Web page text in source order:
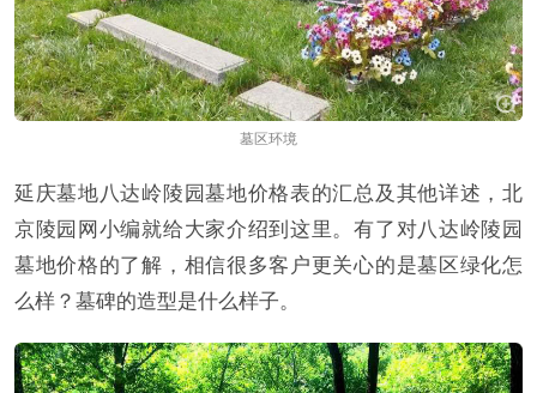
墓区环境
延庆墓地八达岭陵园墓地价格表的汇总及其他详述，北
京陵园网小编就给大家介绍到这里。有了对八达岭陵园
墓地价格的了解，相信很多客户更关心的是墓区绿化怎
么样？墓碑的造型是什么样子。